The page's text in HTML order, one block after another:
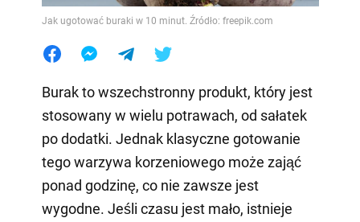
Jak ugotować buraki w 10 minut. Źródło: freepik.com
Burak to wszechstronny produkt, który jest
stosowany w wielu potrawach, od sałatek
po dodatki. Jednak klasyczne gotowanie
tego warzywa korzeniowego może zająć
ponad godzinę, co nie zawsze jest
wygodne. Jeśli czasu jest mało, istnieje